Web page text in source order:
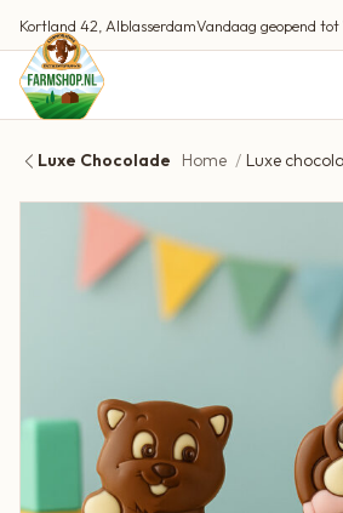
Kortland 42, AlblasserdamVandaag geopend tot
Luxe Chocolade Home Luxe